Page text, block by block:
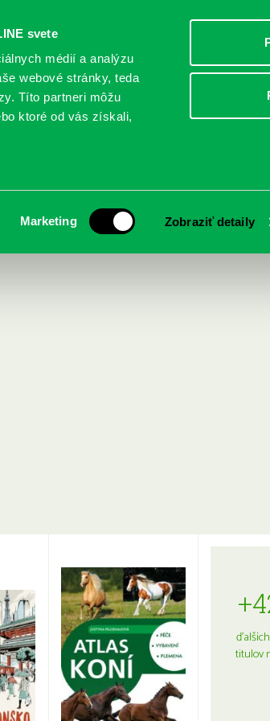
svete
médií a analýzu
webové stránky, teda
Títo partneri môžu
ktoré od vás získali,
Marketing Zobraziť detaily
O KNIŽNICI
po Ukrajinu
titulov